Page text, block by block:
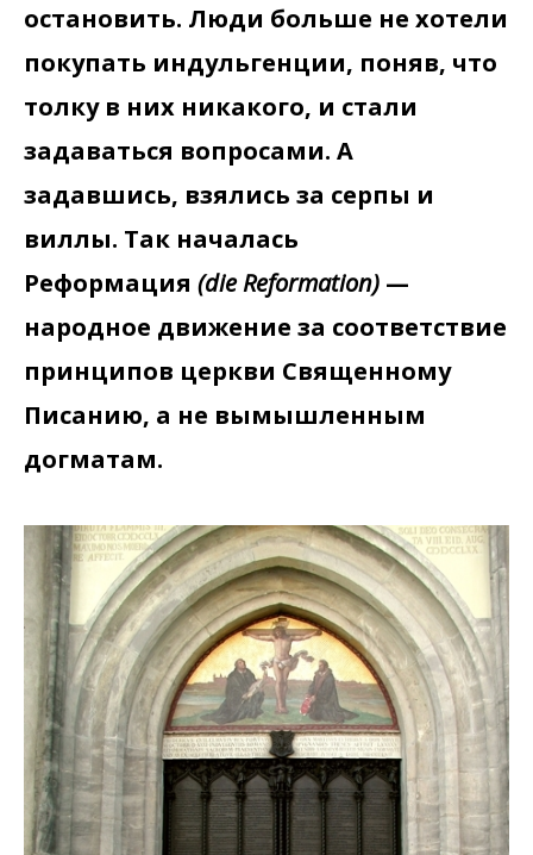
остановить. Люди больше не хотели
покупать индульгенции, поняв, что
толку в них никакого, и стали
задаваться вопросами. А
задавшись, взялись за серпы и
виллы. Так началась
Реформация (die Reformation) —
народное движение за соответствие
принципов церкви Священному
Писанию, а не вымышленным
догматам.